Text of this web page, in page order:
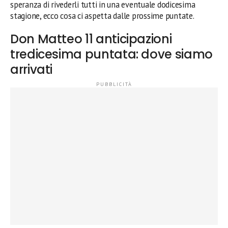
speranza di rivederli tutti in una eventuale dodicesima
stagione, ecco cosa ci aspetta dalle prossime puntate.
Don Matteo 11 anticipazioni
tredicesima puntata: dove siamo
arrivati